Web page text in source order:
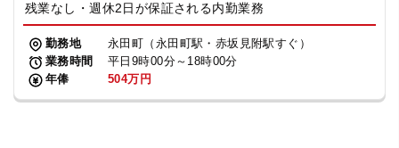
残業なし・週休2日が保証される内勤業務
勤務地
永田町（永田町駅・赤坂見附駅すぐ）
業務時間
平日9時00分～18時00分
年俸
504万円